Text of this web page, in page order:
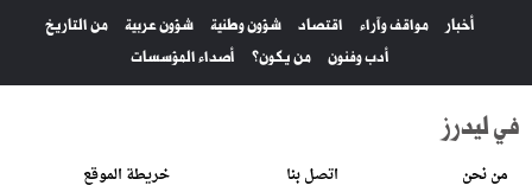
أخبار مواقف وآراء اقتصاد شؤون وطنية شؤون عربية
من التاريخ
أدب وفنون
من يكون؟ أصداء المؤسسات
في ليدرز
من نحن اتصل بنا خريطة الموقع